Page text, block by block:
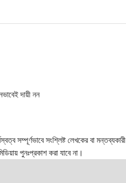
দায়ী নন
সম্পূর্ণভাবে সংশ্লিষ্ট লেখকের বা মন্তব্যকারী
পুনঃপ্রকাশ করা যাবে না।